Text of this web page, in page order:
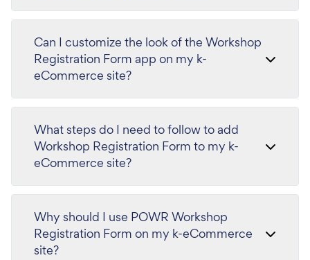
Can I customize the look of the Workshop
Registration Form app on my k-
eCommerce site?
What steps do I need to follow to add
Workshop Registration Form to my k-
eCommerce site?
Why should I use POWR Workshop
Registration Form on my k-eCommerce
site?